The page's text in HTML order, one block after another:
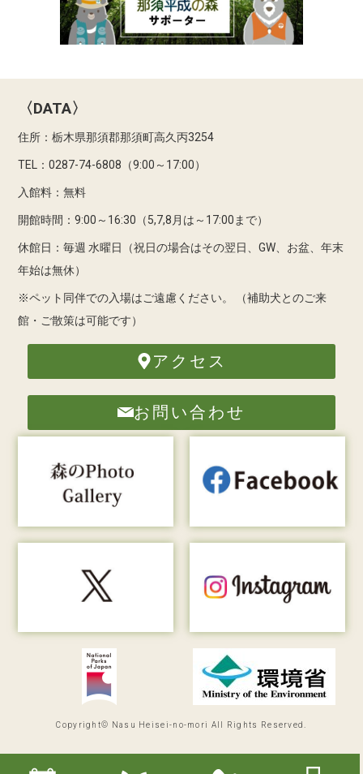
〈DATA〉
住所：栃木県那須郡那須町高久丙3254
TEL：0287-74-6808（9:00～17:00）
入館料：無料
開館時間：9:00～16:30（5,7,8月は～17:00まで）
休館日：毎週 水曜日（祝日の場合はその翌日、GW、お盆、年末
年始は無休）
※ペット同伴での入場はご遠慮ください。
（補助犬とのご来
館・ご散策は可能です）
アクセス
お問い合わせ
Copyright© Nasu Heisei-no-mori All Rights Reserved.